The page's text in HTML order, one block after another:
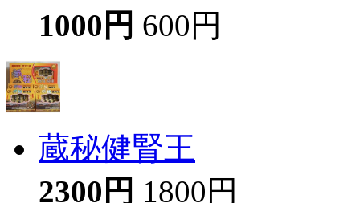
1000円 600円
蔵秘健腎王
2300円 1800円